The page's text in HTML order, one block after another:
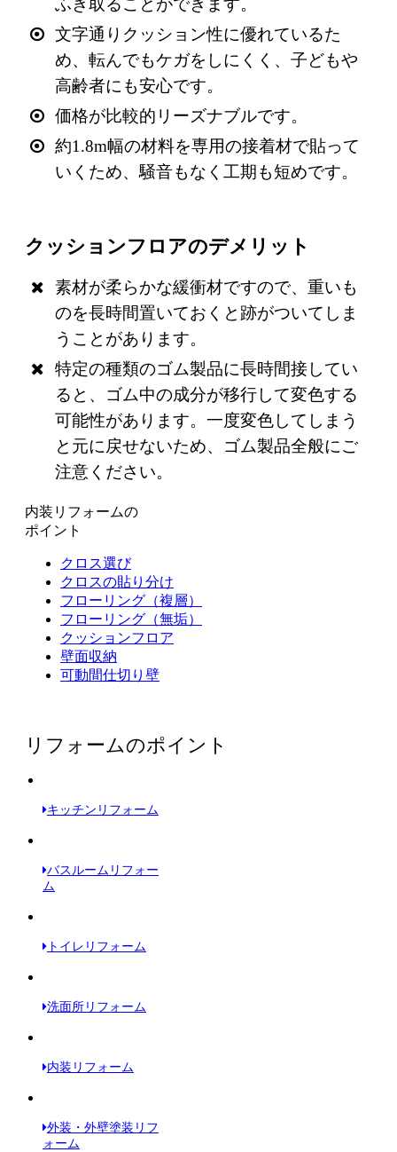
ふき取ることができます。
文字通りクッション性に優れているた
め、転んでもケガをしにくく、子どもや
高齢者にも安心です。
価格が比較的リーズナブルです。
約1.8m幅の材料を専用の接着材で貼って
いくため、騒音もなく工期も短めです。
クッションフロアのデメリット
素材が柔らかな緩衝材ですので、重いも
のを長時間置いておくと跡がついてしま
うことがあります。
特定の種類のゴム製品に長時間接してい
ると、ゴム中の成分が移行して変色する
可能性があります。一度変色してしまう
と元に戻せないため、ゴム製品全般にご
注意ください。
内装リフォームの
ポイント
クロス選び
クロスの貼り分け
フローリング（複層）
フローリング（無垢）
クッションフロア
壁面収納
可動間仕切り壁
リフォームのポイント
キッチンリフォーム
バスルームリフォー
ム
トイレリフォーム
洗面所リフォーム
内装リフォーム
外装・外壁塗装リフ
ォーム